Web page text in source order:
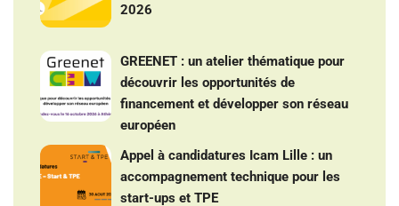
2026
GREENET : un atelier thématique pour
découvrir les opportunités de
financement et développer son réseau
européen
Appel à candidatures Icam Lille : un
accompagnement technique pour les
start-ups et TPE